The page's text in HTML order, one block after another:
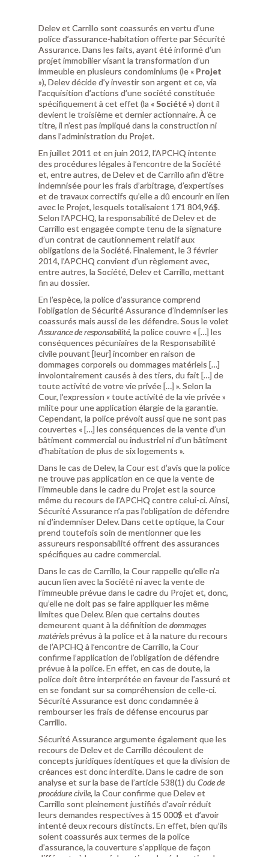
Delev et Carrillo sont coassurés en vertu d’une
police d’assurance-habitation offerte par Sécurité
Assurance. Dans les faits, ayant été informé d’un
projet immobilier visant la transformation d’un
immeuble en plusieurs condominiums (le « Projet
»), Delev décide d’y investir son argent et ce, via
l’acquisition d’actions d’une société constituée
spécifiquement à cet effet (la «Société») dont il
devient le troisième et dernier actionnaire. À ce
titre, il n’est pas impliqué dans la construction ni
dans l’administration du Projet.
En juillet 2011 et en juin 2012, l’APCHQ intente
des procédures légales à l’encontre de la Société
et, entre autres, de Delev et de Carrillo afin d’être
indemnisée pour les frais d’arbitrage, d’expertises
et de travaux correctifs qu’elle a dû encourir en lien
avec le Projet, lesquels totalisaient 171 804,96$.
Selon l’APCHQ, la responsabilité de Delev et de
Carrillo est engagée compte tenu de la signature
d’un contrat de cautionnement relatif aux
obligations de la Société. Finalement, le 3 février
2014, l’APCHQ convient d’un règlement avec,
entre autres, la Société, Delev et Carrillo, mettant
fin au dossier.
En l’espèce, la police d’assurance comprend
l’obligation de Sécurité Assurance d’indemniser les
coassurés mais aussi de les défendre. Sous le volet
Assurance de responsabilité, la police couvre « […] les
conséquences pécuniaires de la Responsabilité
civile pouvant [leur] incomber en raison de
dommages corporels ou dommages matériels […]
involontairement causés à des tiers, du fait […] de
toute activité de votre vie privée […] ». Selon la
Cour, l’expression « toute activité de la vie privée »
milite pour une application élargie de la garantie.
Cependant, la police prévoit aussi que ne sont pas
couvertes « […] les conséquences de la vente d’un
bâtiment commercial ou industriel ni d’un bâtiment
d’habitation de plus de six logements ».
Dans le cas de Delev, la Cour est d’avis que la police
ne trouve pas application en ce que la vente de
l’immeuble dans le cadre du Projet est la source
même du recours de l’APCHQ contre celui-ci. Ainsi,
Sécurité Assurance n’a pas l’obligation de défendre
ni d’indemniser Delev. Dans cette optique, la Cour
prend toutefois soin de mentionner que les
assureurs responsabilité offrent des assurances
spécifiques au cadre commercial.
Dans le cas de Carrillo, la Cour rappelle qu’elle n’a
aucun lien avec la Société ni avec la vente de
l’immeuble prévue dans le cadre du Projet et, donc,
qu’elle ne doit pas se faire appliquer les même
limites que Delev. Bien que certains doutes
demeurent quant à la définition dedommages
matérielsprévus à la police et à la nature du recours
de l’APCHQ à l’encontre de Carrillo, la Cour
confirme l’application de l’obligation de défendre
prévue à la police. En effet, en cas de doute, la
police doit être interprétée en faveur de l’assuré et
en se fondant sur sa compréhension de celle-ci.
Sécurité Assurance est donc condamnée à
rembourser les frais de défense encourus par
Carrillo.
Sécurité Assurance argumente également que les
recours de Delev et de Carrillo découlent de
concepts juridiques identiques et que la division de
créances est donc interdite. Dans le cadre de son
analyse et sur la base de l’article 538(1) du Code de
procédure civile, la Cour confirme que Delev et
Carrillo sont pleinement justifiés d’avoir réduit
leurs demandes respectives à 15 000$ et d’avoir
intenté deux recours distincts. En effet, bien qu’ils
soient coassurés aux termes de la police
d’assurance, la couverture s’applique de façon